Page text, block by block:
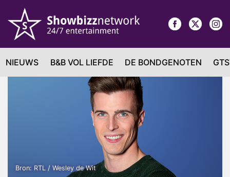
NIEUWS B&B VOL LIEFDE DE BONDGENOTEN
Bron: RTL / Wesley de Wit